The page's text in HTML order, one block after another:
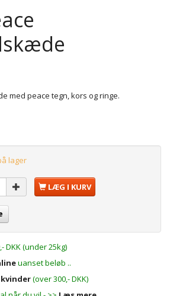
med peace tegn, kors og ringe.
lager
LÆG I KURV
DKK (under 25kg)
uanset beløb ..
(over 300,- DKK)